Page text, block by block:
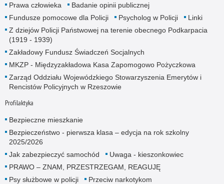
Prawa człowieka
Badanie opinii publicznej
Fundusze pomocowe dla Policji
Psycholog w Policji
Linki
Z dziejów Policji Państwowej na terenie obecnego Podkarpacia
(1919 - 1939)
Zakładowy Fundusz Świadczeń Socjalnych
MKZP - Międzyzakładowa Kasa Zapomogowo Pożyczkowa
Zarząd Oddziału Wojewódzkiego Stowarzyszenia Emerytów i
Rencistów Policyjnych w Rzeszowie
Profilaktyka
Bezpieczne mieszkanie
Bezpieczeństwo - pierwsza klasa – edycja na rok szkolny
2025/2026
Jak zabezpieczyć samochód
Uwaga - kieszonkowiec
PRAWO – ZNAM, PRZESTRZEGAM, REAGUJĘ
Psy służbowe w policji
Przeciw narkotykom